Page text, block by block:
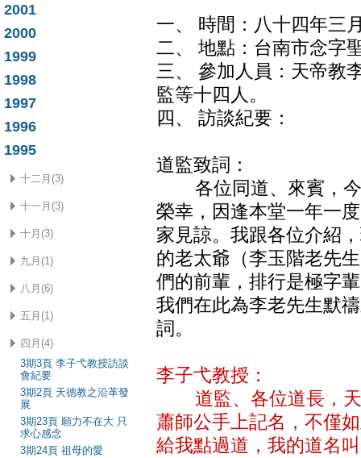
2001
2000
1999
1998
1997
1996
1995
十二月(3)
十一月(3)
十月(3)
九月(1)
八月(6)
五月(1)
四月(4)
3期3頁 李子弋教授訪談
會紀要
3期2頁 天德教之沿革發
展
3期23頁 願力不在大 只
求心感念
3期24頁 祖母的愛
一、 時間：八十四年三
二、 地點：台南市念字
三、 參加人員：天帝教
監等十四人。
四、 訪談紀要：
道監致詞：
各位同道、來賓，今
榮幸，因逢本堂一年一
家見諒。我跟各位介紹
的老太爺（李玉階老先
們的前輩，排行是極字
我們在此為李老先生默
詞。
李子弋教授：
道監、各位道長，天
蕭師公手上記名，不僅
給我點過道，我的道名